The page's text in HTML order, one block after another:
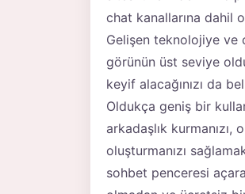
chat kanallarına dahil
Gelişen teknolojiye ve
görünün üst seviye
keyif alacağınızı da
Oldukça geniş bir
arkadaşlık
oluşturmanızı
sohbet penceresi